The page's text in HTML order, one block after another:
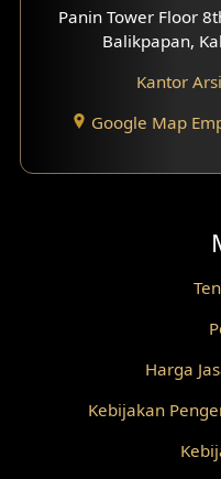
Fasad Rumah
Desain Wallpanel
Desain Partisi
Desain Pilar
Desain Fasad
Panin Tower Floor
Balikpapan,
Kantor
Google Map
Harga
Kebijakan